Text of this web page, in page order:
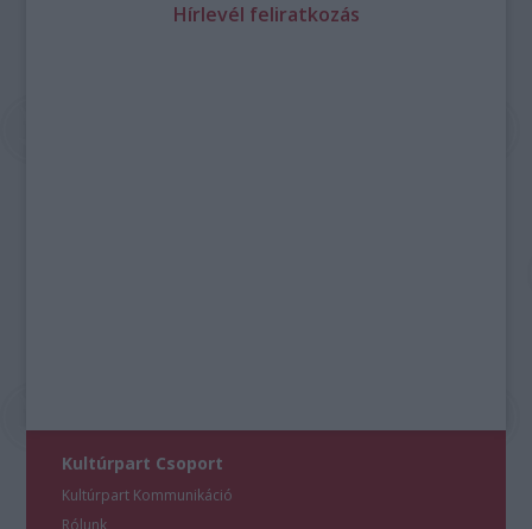
Hírlevél feliratkozás
Kultúrpart Csoport
Kultúrpart Kommunikáció
Rólunk